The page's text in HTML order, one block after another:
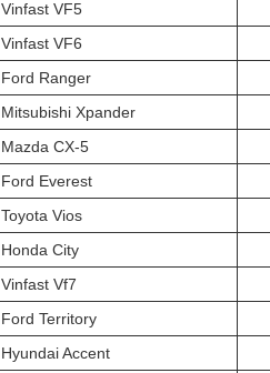
Vinfast VF5
Vinfast VF6
Ford Ranger
Mitsubishi Xpander
Mazda CX-5
Ford Everest
Toyota Vios
Honda City
Vinfast Vf7
Ford Territory
Hyundai Accent